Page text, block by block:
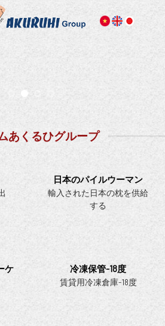
あくるひグループ
日本のパイルウーマン
輸入された日本の枕を供給
する
ケ
冷凍保管-18度
賃貸用冷凍倉庫-18度